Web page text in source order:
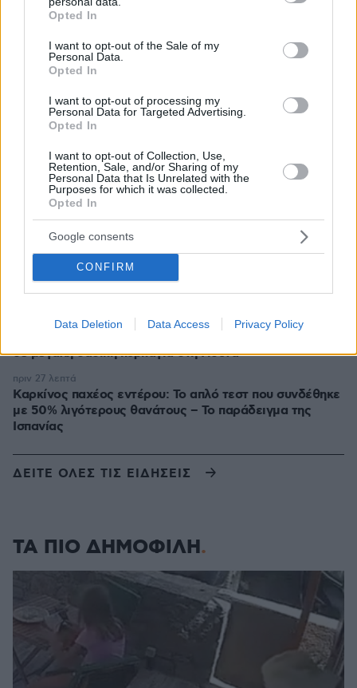
grant or deny consent to Google and its third-party tags to
use your data for below specified purposes in below Google
consent section.
Opted In
I want to opt-out of the Sale of my
Personal Data.
Opted In
I want to opt-out of processing my
Personal Data for Targeted Advertising.
Opted In
I want to opt-out of Collection, Use,
Retention, Sale, and/or Sharing of my
Personal Data that Is Unrelated with the
Purposes for which it was collected.
Opted In
Google consents
CONFIRM
Data Deletion Data Access Privacy Policy
Διακοπές και με νέο κόλπο οι κλέφτες αυτοκινήτων - Τι
κάνουν;
«Έχουμε και Λέμε»: Τα μεγάλα μπερδέματα του έρωτα
πριν 15 λεπτά
Αθλητικές μεταδόσεις: Πού θα δείτε τα φιλικά ΑΕΚ,
Άρη και Κηφισιάς - Όλο το πρόγραμμα
Η Νατάσα Εξηνταβελώνη επισκέφτηκε τη Λίλα
Μπακλέση στο μαιευτήριο: Ελπίδα για τον κόσμο τούτο,
οι φίλοι μου κάνουν παιδιά
πριν 22 λεπτά
Τέλος οι πινακίδες αυτοκινήτων στην Ελλάδα
πριν 23 λεπτά
Linktour ALUMI: Το έξυπνο αυτοκίνητο της πόλης σε
τιμή έκπληξη - Δείτε το video
πριν 23 λεπτά
σε μεγάλη δασική πυρκαγιά στη Γιούτα
πριν 25 λεπτά
Καρκίνος παχέος εντέρου: Το απλό τεστ που συνδέθηκε
με 50% λιγότερους θανάτους – Το παράδειγμα της
Ισπανίας
πριν 27 λεπτά
ΔΕΙΤΕ ΟΛΕΣ ΤΙΣ ΕΙΔΗΣΕΙΣ
ΤΑ ΠΙΟ ΔΗΜΟΦΙΛΗ